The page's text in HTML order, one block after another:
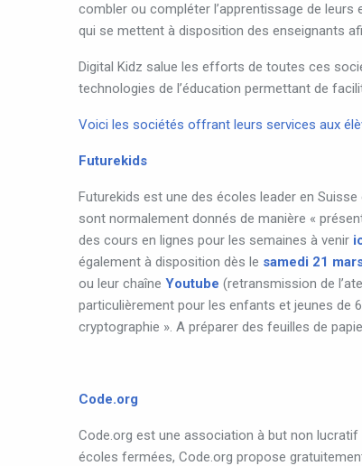
combler ou compléter l’apprentissage de
qui se mettent à disposition des enseignants
Digital Kidz salue les efforts de toutes ces
technologies de l’éducation permettant de
Voici les sociétés offrant leurs services aux
Futurekids
Futurekids est une des écoles leader en
sont normalement donnés de manière «
des cours en lignes pour les semaines à venir
également à disposition dès le samedi 21
ou leur chaîne Youtube (retransmission de
particulièrement pour les enfants et jeunes de
cryptographie ». A préparer des feuilles de
Code.org
Code.org est une association à but non lucratif
écoles fermées, Code.org propose